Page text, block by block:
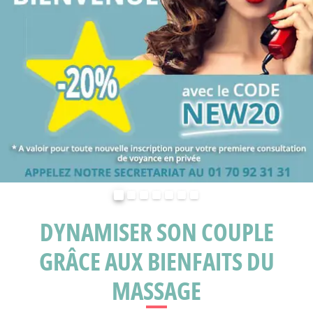
DYNAMISER SON COUPLE
GRÂCE AUX BIENFAITS DU
MASSAGE